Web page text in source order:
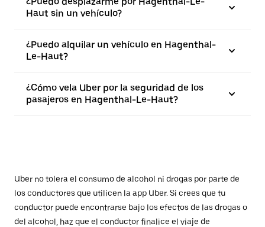
Haut sin un vehículo?
¿Puedo alquilar un vehículo en Hagenthal-
Le-Haut?
¿Cómo vela Uber por la seguridad de los
pasajeros en Hagenthal-Le-Haut?
Uber no tolera el consumo de alcohol ni drogas por parte de
los conductores que utilicen la app Uber. Si crees que tu
conductor puede encontrarse bajo los efectos de las drogas o
del alcohol, haz que el conductor finalice el viaje de